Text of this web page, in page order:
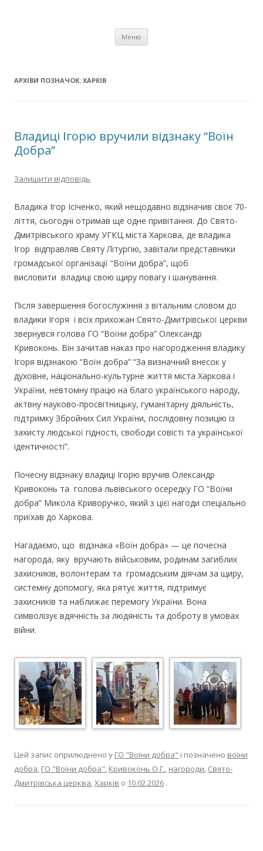
Меню
АРХІВИ ПОЗНАЧОК: ХАРКІВ
Владиці Ігорю вручили відзнаку “Воїн
Добра”
Залишити відповідь
Владика Ігор Ісіченко, який нещодавно відзначив своє 70-
ліття, сьогодні отримав ще одне привітання. До Свято-
Дмитрівського храму УГКЦ міста Харкова, де владика
Ігор відправляв Святу Літургію, завітали представники
громадської організації “Воїни добра”, щоб
висловити владиці свою щиру повагу і шанування.
Після завершення богослужіння з вітальним словом до
владики Ігоря і всіх прихожан Свято-Дмитрівської церкви
звернувся голова ГО “Воїни добра” Олександр
Кривоконь. Він зачитав наказ про нагородження владику
Ігоря відзнакою “Воїн добра” “За визначний внесок у
духовне, національно-культурне життя міста Харкова і
України, невтомну працю на благо українського народу,
актвну науково-просвітницьку, гуманітарну діяльність,
підтримку Збройних Сил України, послідовну позицію із
захисту людської гідності, свободи совісті та української
ідентичності”.
Почесну відзнаку владиці Ігорю вручив Олександр
Кривоконь та голова львівського осередку ГО “Воїни
добра” Микола Криворучко, який з цієї нагоди спеціально
приїхав до Харкова.
Нагадаємо, що відзнака «Воїн добра» — це почесна
нагорода, яку вручають військовим, родинам загиблих
захисників, волонтерам та громадським діячам за щиру,
системну допомогу, яка рятує життя, підтримує
захисників та наближає перемогу України. Вона
символізує вдячність за людяність та доброту в умовах
війни.
Цей запис оприлюднено у ГО "Воїни добра" і позначено воїни
добра, ГО "Воїни добра", Кривоконь О.Г., нагороди, Свято-
Дмитрівська церква,Харків о 10.02.2026 .